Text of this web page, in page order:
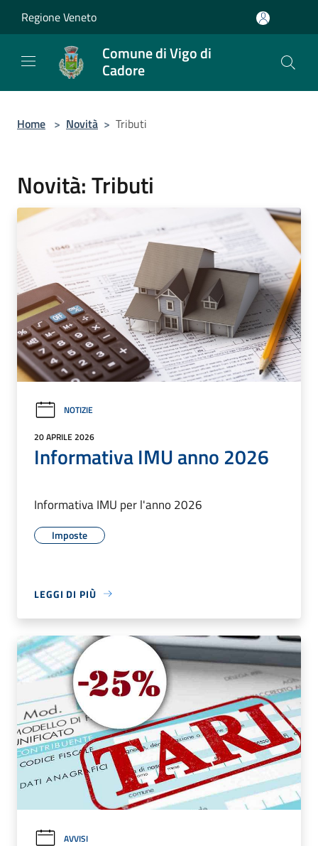
Regione Veneto
Comune di Vigo di
Cadore
Home > Novità > Tributi
Novità: Tributi
NOTIZIE
20 APRILE 2026
Informativa IMU anno 2026
Informativa IMU per l'anno 2026
Imposte
LEGGI DI PIÙ
AVVISI